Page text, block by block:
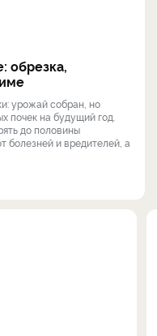
обрезка,
урожай собран, но
почек на будущий год.
до половины
болезней и вредителей, а